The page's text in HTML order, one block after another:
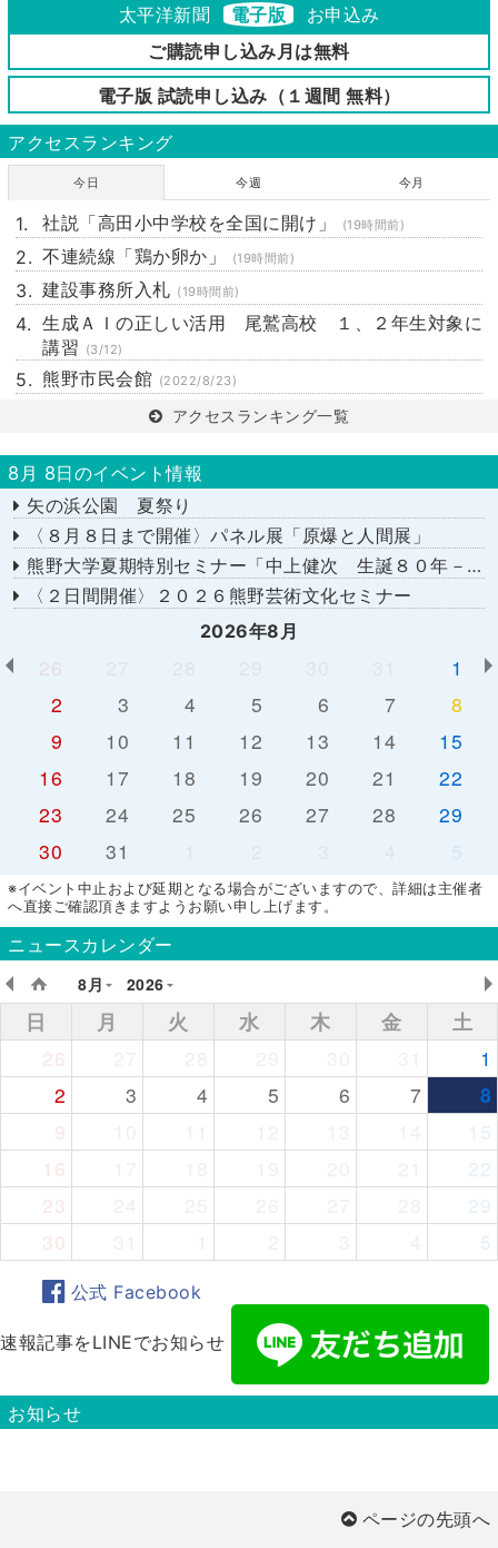
太平洋新聞 電子版
お申込み
ご購読申し込み月は無料
電子版 試読申し込み（１週間 無料）
アクセスランキング
今日 今週 今月
社説「高田小中学校を全国に開け」 (19時間前)
不連続線「鶏か卵か」 (19時間前)
建設事務所入札 (19時間前)
生成ＡＩの正しい活用 尾鷲高校 １、２年生対象に
講習 (3/12)
熊野市民会館 (2022/8/23)
アクセスランキング一覧
8月 8日のイベント情報
矢の浜公園 夏祭り
〈８月８日まで開催〉パネル展「原爆と人間展」
熊野大学夏期特別セミナー「中上健次 生誕８０年－時代へのまなざし－」
〈２日間開催〉２０２６熊野芸術文化セミナー
2026年8月
26
1
2
3 4 5 6 7
8
9
10 11 12 13 14
15
16
17 18 19 20 21
22
23
24 25 26 27 28
29
30
31 5
※イベント中止および延期となる場合がございますので、詳細は主催者
へ直接ご確認頂きますようお願い申し上げます。
ニュースカレンダー
8月
2026
日 月 火 水 木 金
土
26
1
2
3 4 5 6 7
8
9
15
16
22
23
29
30
5
公式 Facebook
速報記事をLINEでお知らせ
お知らせ
ページの先頭へ